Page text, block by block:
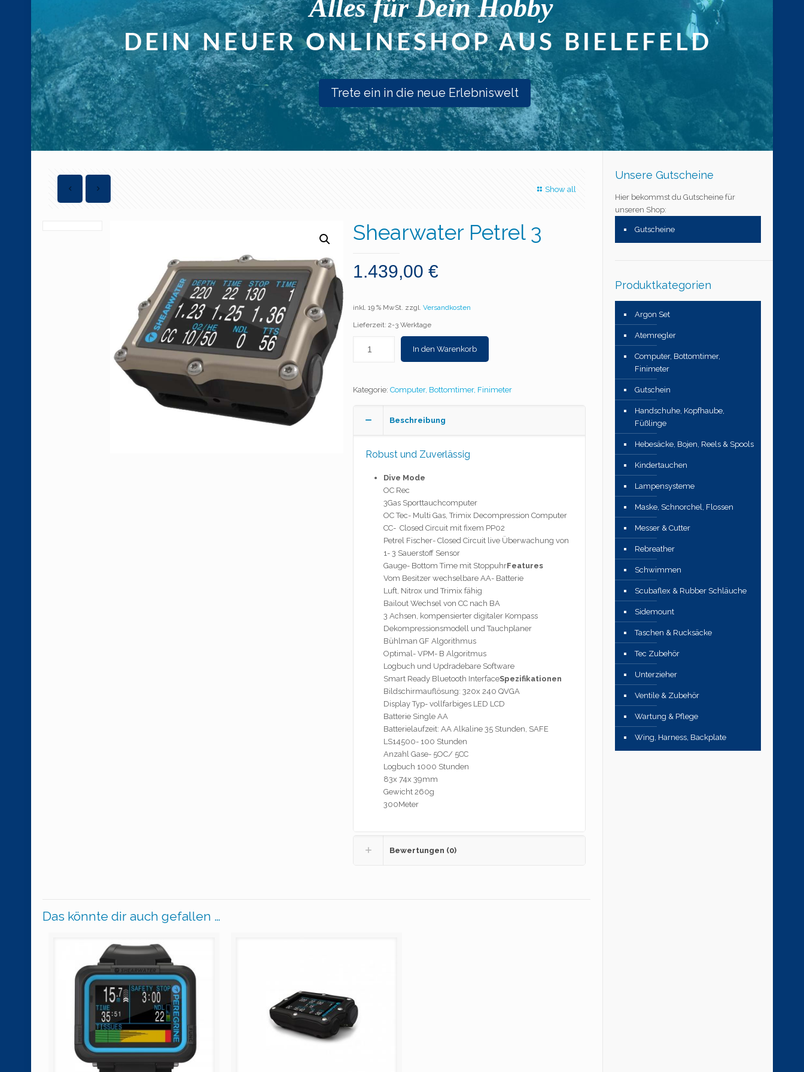
Trete ein in die neue Erlebniswelt
Show all
Shearwater Petrel 3
1.439,00€
inkl. 19 % MwSt. zzgl.Versandkosten
Lieferzeit: 2-3 Werktage
In den Warenkorb
Kategorie:Computer, Bottomtimer, Finimeter
Beschreibung
Robust und Zuverlässig
Dive Mode
OC Rec
3Gas Sporttauchcomputer
OC Tec- Multi Gas, Trimix Decompression Computer
CC- Closed Circuit mit fixem PP02
Petrel Fischer- Closed Circuit live Überwachung von
1- 3 Sauerstoff Sensor
Gauge- Bottom Time mit StoppuhrFeatures
Vom Besitzer wechselbare AA- Batterie
Luft, Nitrox und Trimix fähig
Bailout Wechsel von CC nach BA
3 Achsen, kompensierter digitaler Kompass
Dekompressionsmodell und Tauchplaner
Bühlman GF Algorithmus
Optimal- VPM- B Algoritmus
Logbuch und Updradebare Software
Smart Ready Bluetooth InterfaceSpezifikationen
Bildschirmauflösung: 320x 240 QVGA
Display Typ- vollfarbiges LED LCD
Batterie Single AA
Batterielaufzeit: AA Alkaline 35 Stunden, SAFE
LS14500- 100 Stunden
Anzahl Gase- 5OC/ 5CC
Logbuch 1000 Stunden
83x 74x 39mm
Gewicht 260g
300Meter
Bewertungen (0)
Das könnte dir auch gefallen …
Unsere Gutscheine
Hier bekommst du Gutscheine für
unseren Shop:
Gutscheine
Produktkategorien
Argon Set
Atemregler
Computer, Bottomtimer,
Finimeter
Gutschein
Handschuhe, Kopfhaube,
Füßlinge
Hebesäcke, Bojen, Reels & Spools
Kindertauchen
Lampensysteme
Maske, Schnorchel, Flossen
Messer & Cutter
Rebreather
Schwimmen
Scubaflex & Rubber Schläuche
Sidemount
Taschen & Rucksäcke
Tec Zubehör
Unterzieher
Ventile & Zubehör
Wartung & Pflege
Wing, Harness, Backplate